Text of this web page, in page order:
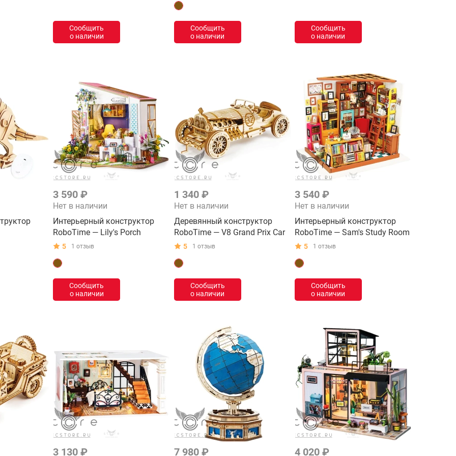
Сообщить
о наличии
Сообщить
о наличии
Сообщить
о наличии
3 590 ₽
Нет в наличии
Интерьерный конструктор
RoboTime — Lily's Porch
5 1 отзыв
Сообщить
о наличии
1 340 ₽
Нет в наличии
Деревянный конструктор
RoboTime — V8 Grand Prix Car
5 1 отзыв
Сообщить
о наличии
3 540 ₽
Нет в наличии
Интерьерный конструктор
RoboTime — Sam's Study Room
5 1 отзыв
Сообщить
о наличии
3 130 ₽ 7 980 ₽ 4 020 ₽